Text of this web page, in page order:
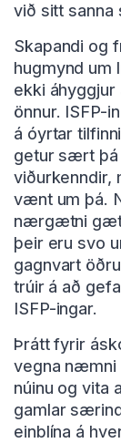
við sitt sanna
Skapandi og
hugmynd um
ekki áhyggjur
önnur. ISFP-
á óyrtar
getur sært þá
viðurkenndir,
vænt um þá.
nærgætni gæti
þeir eru svo
gagnvart
trúir á að
ISFP-ingar.
Þrátt fyrir
vegna næmni
núinu og vita
gamlar
einblína á